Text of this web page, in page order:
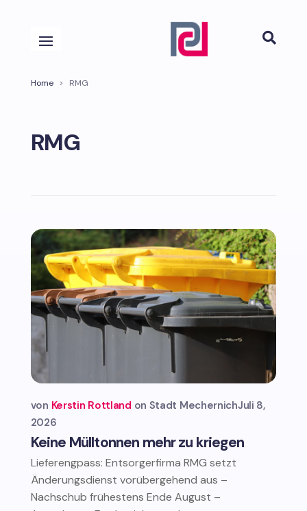

Home > RMG
RMG
Keine Mülltonnen mehr zu kriegen
von Kerstin Rottland Stadt MechernichJuli 8,
2026
Lieferengpass: Entsorgerfirma RMG setzt
Änderungsdienst vorübergehend aus –
Nachschub frühestens Ende August –